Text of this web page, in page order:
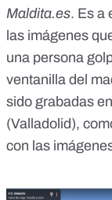
Maldita.es. Es a
las imágenes
una persona
ventanilla del
sido grabadas
(Valladolid),
con las